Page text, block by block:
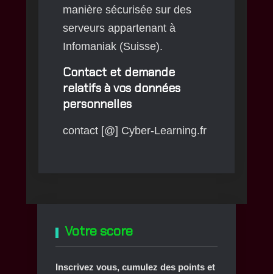
manière sécurisée sur des
serveurs appartenant à
Infomaniak (Suisse).
Contact et demande
relatifs à vos données
personnelles
contact [@] Cyber-Learning.fr
Votre score
Inscrivez vous, cumulez des points et